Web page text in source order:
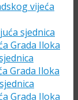
vijeća
sjednica
Grada Iloka
Grada Iloka
Grada Iloka